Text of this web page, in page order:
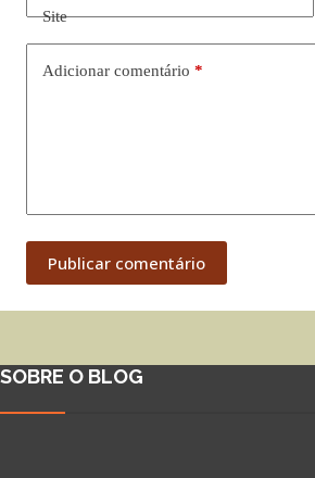
Site
Adicionar comentário *
Publicar comentário
SOBRE O BLOG